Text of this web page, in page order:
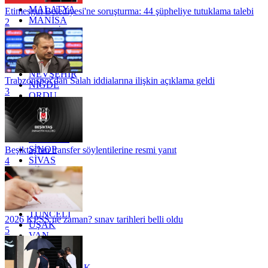
MALATYA
MANİSA
MARDİN
MERSİN
MUĞLA
MUŞ
NEVŞEHİR
NİĞDE
ORDU
OSMANİYE
RİZE
SAKARYA
SİNOP
SİVAS
SİİRT
TEKİRDAĞ
TOKAT
TRABZON
TUNCELİ
UŞAK
VAN
YALOVA
YOZGAT
Etimesgut Belediyesi'ne soruşturma: 44 şüpheliye tutuklama talebi
2
Trabzonspor'dan Salah iddialarına ilişkin açıklama geldi
3
Beşiktaş'tan transfer söylentilerine resmi yanıt
4
2026 KPSS ne zaman? sınav tarihleri belli oldu
5